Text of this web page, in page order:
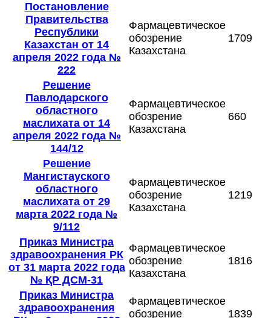
Постановление
Правительства
Республики
Казахстан от 14
апреля 2022 года №
222
Фармацевтическое
обозрение
Казахстана
1709
Решение
Павлодарского
областного
маслихата от 14
апреля 2022 года №
144/12
Фармацевтическое
обозрение
Казахстана
660
Решение
Мангистауского
областного
маслихата от 29
марта 2022 года №
9/112
Фармацевтическое
обозрение
Казахстана
1219
Приказ Министра
здравоохранения РК
от 31 марта 2022 года
№ ҚР ДСМ-31
Фармацевтическое
обозрение
Казахстана
1816
Приказ Министра
здравоохранения
Фармацевтическое
обозрение
1839